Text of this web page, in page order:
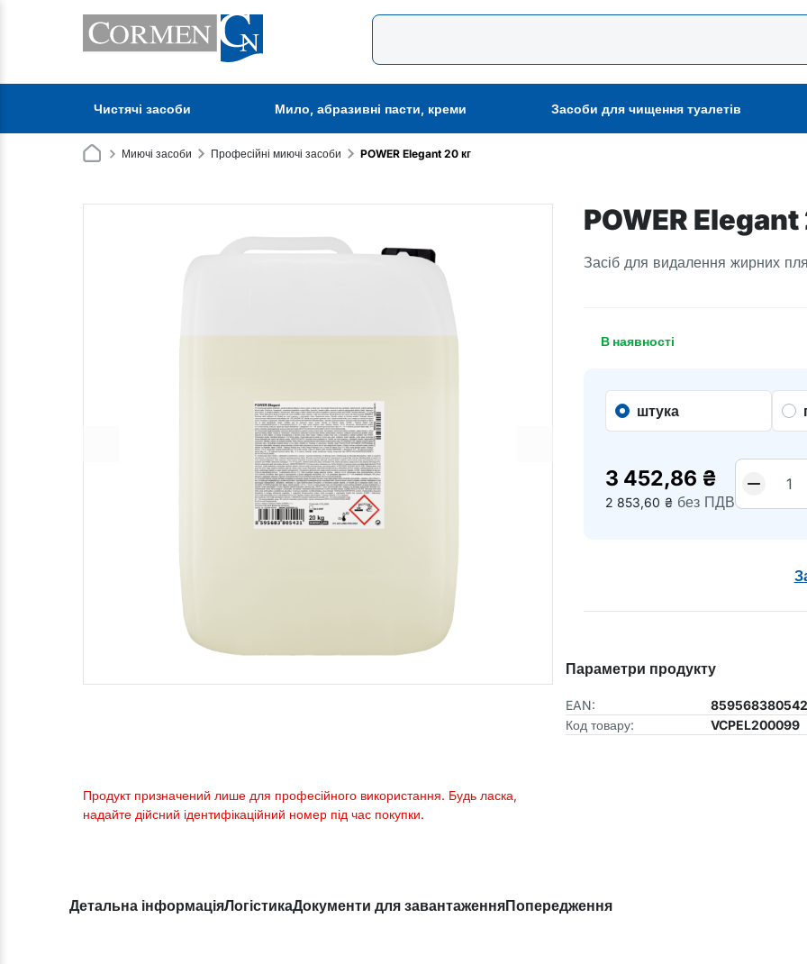
Чистячі засоби Мило, абразивні пасти, креми Засоби для чищення туалетів
Миючі засоби Професійні миючі засоби POWER Elegant 20 кг
POWER Elegant
Засіб для видалення жирних
В наявності
штука
3 452,86 ₴
2 853,60 ₴ без ПДВ
Продукт призначений лише для професійного використання. Будь ласка,
надайте дійсний ідентифікаційний номер під час покупки.
Параметри продукту
EAN:
Код товару:
VCPEL200099
Детальна інформаціяЛогістикаДокументи для завантаженняПопередження